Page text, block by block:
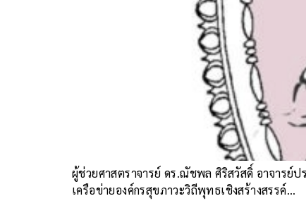
ผู้ช่วยศาสตราจารย์ ดร.ณัชพล ศิริสวัสดิ์ อาจารย์
เครือข่ายองค์กรสุขภาวะวิถีพุทธเชิงสร้างสรรค์…